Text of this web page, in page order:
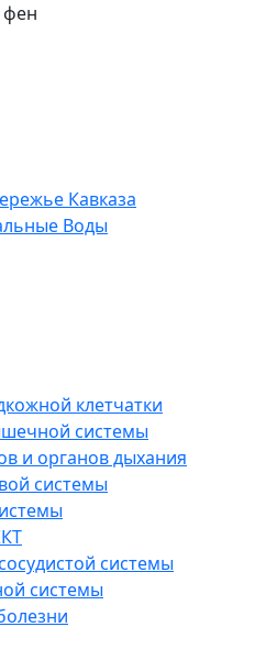
Кавказа
Воды
клетчатки
системы
и органов дыхания
системы
системы
системы